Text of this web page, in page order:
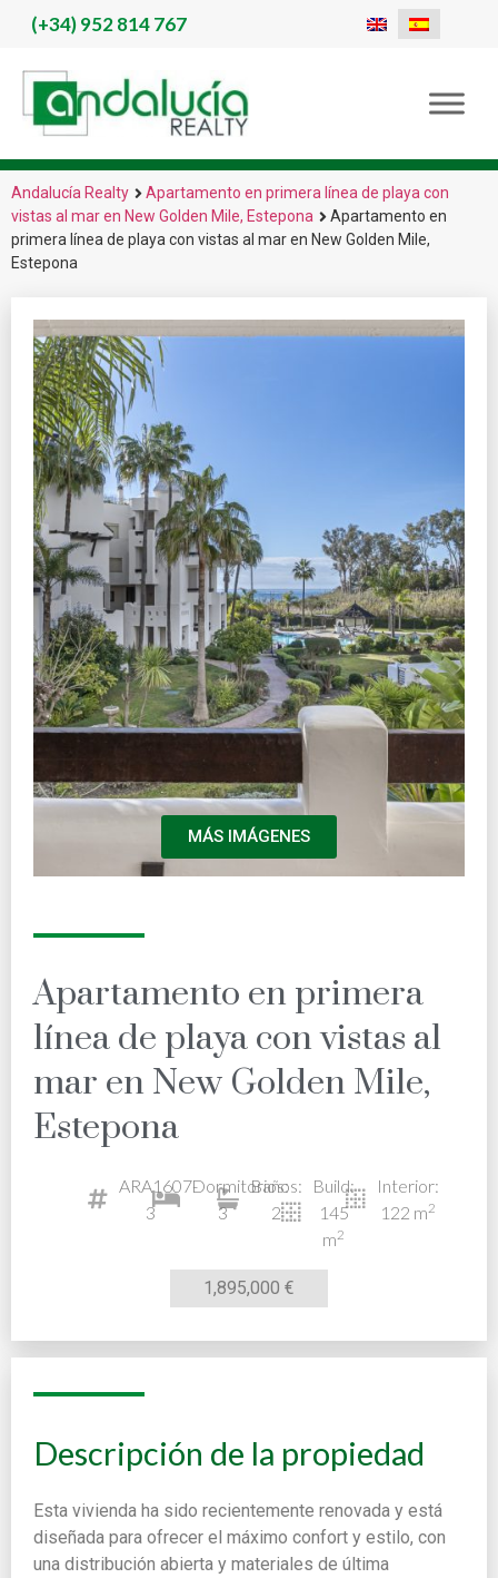
(+34)952 814 767
Andalucía Realty
Apartamento en primera línea de playa con
vistas al mar en New Golden Mile, Estepona
Apartamento en
primera línea de playa con vistas al mar en New Golden Mile,
Estepona
MÁS IMÁGENES
Apartamento en primera
línea de playa con vistas al
mar en New Golden Mile,
Estepona
ARA1607-
3
Dormitorios:
3
Baños:
2
Build:
145
m2
Interior:
122 m2
1,895,000 €
Descripción de la propiedad
Esta vivienda ha sido recientemente renovada y está
diseñada para ofrecer el máximo confort y estilo, con
una distribución abierta y materiales de última